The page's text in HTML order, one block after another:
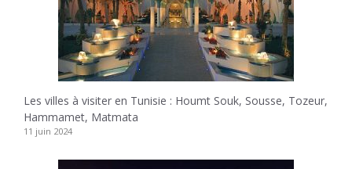
Les villes à visiter en Tunisie : Houmt Souk, Sousse, Tozeur,
Hammamet, Matmata
11 juin 2024